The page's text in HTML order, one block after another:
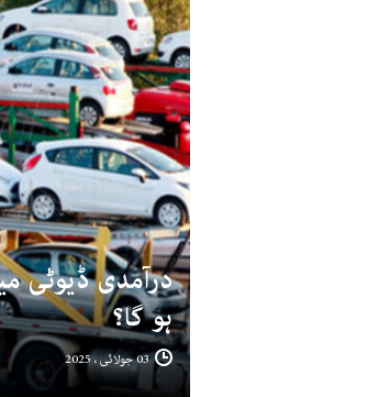
درآمدی ڈیوٹی
ہو گا؟
03 جولائی ، 2025